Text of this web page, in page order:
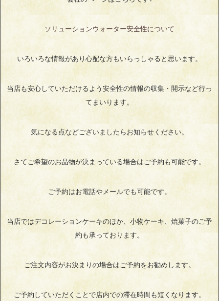
ソリューションウォーター安全性について
いろいろな情報があり心配な方もいらっしゃると思います。
当店も安心していただけるよう安全性の情報の収集・開示など行っ
てまいります。
気になる点などございましたらお知らせください。
さてご希望のお品物が決まっている場合はご予約も可能です。
ご予約はお電話やメールでも可能です。
当店ではデコレーションケーキのほか、小物ケーキ、焼菓子のご予
約も承っております。
ご注文内容がお決まりの場合はご予約をお勧めします。
ご予約していただくことで店内での滞在時間も短くなります。